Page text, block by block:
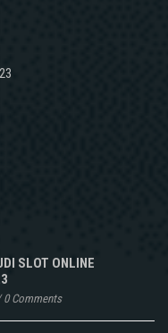
SLOT ONLINE
0 Comments